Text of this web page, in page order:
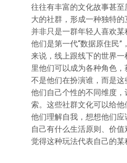
往往有丰富的文化故事甚
大的社群，形成一种独特的
并非只是一群年轻人喜欢某
他们是第一代“数据原住民”
来说，线上跟线下的世界
里他们可以成为各种角色
不是他们在扮演谁，而是
他们自己个性的不同维度
索。这些社群文化可以给
他们理解自我，想想他们
自己有什么生活原则、价
觉得这种玩法代表自己的某